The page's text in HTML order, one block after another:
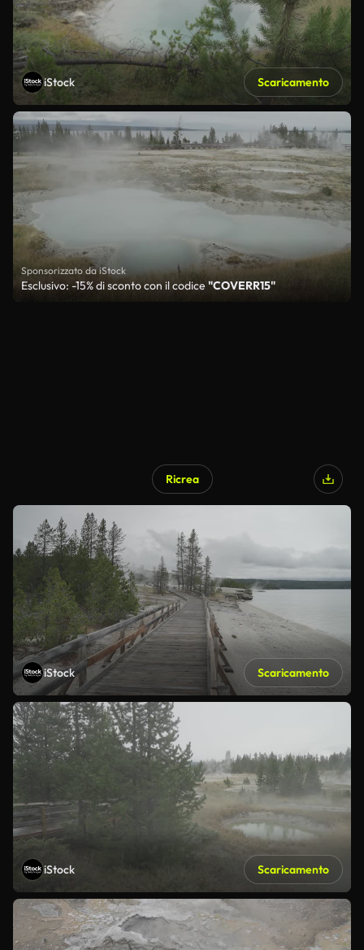
iStock Scaricamento
Sponsorizzato da iStock
Esclusivo: -15% di sconto con il codice "COVERR15"
Ricrea
iStock Scaricamento
iStock Scaricamento